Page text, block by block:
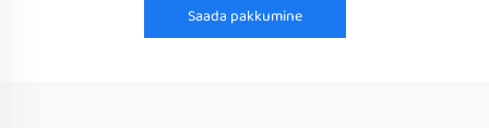
Saada pakkumine